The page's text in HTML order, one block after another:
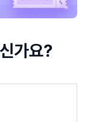
가요?